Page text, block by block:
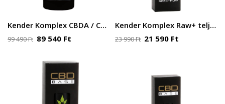
Kender Komplex CBDA / CBD olaj – 5% – 100 ml 5000 mg
99 490Ft 89 540 Ft
Kender Komplex Raw+ teljes spektrumú CBD olaj 10% 10ml 1000 mg
23 990Ft 21 590 Ft